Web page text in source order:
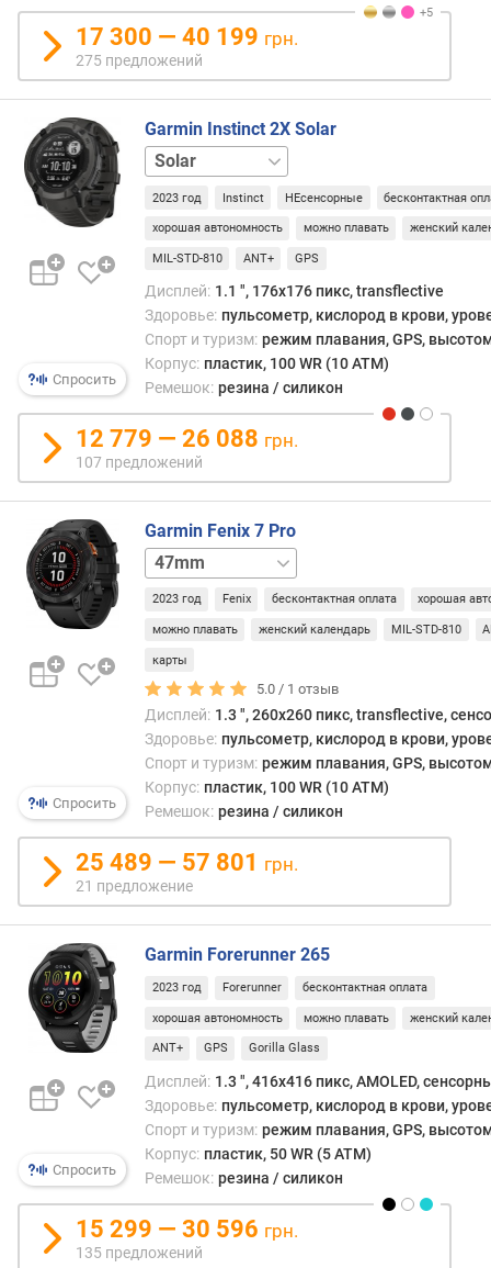
)
т
о
л
щ
и
н
а
е
с
и
т
ф
е
й
с
п
о
д
к
и
я
О
С
г
а
д
ж
е
т
с
н
д
а
р
17 300 — 40 199 грн.
275 предложений
Спросить
Garmin Instinct 2X Solar
Solar
Tactical
2023 год Instinct НЕсенсорные бесконтактная
хорошая автономность можно плавать женский
MIL-STD-810 ANT+ GPS
Дисплей: 1.1 ", 176x176 пикс, transflective
Здоровье: пульсометр, кислород в крови,
Спорт и туризм: режим плавания, GPS,
Корпус: пластик, 100 WR (10 ATM)
Ремешок: резина / силикон
12 779 — 26 088 грн.
107 предложений
Спросить
Garmin Fenix 7 Pro
47mm
сапфир
2023 год Fenix бесконтактная оплата хорошая
можно плавать женский календарь MIL-STD-810
карты
5.0 / 1 отзыв
Дисплей: 1.3 ", 260x260 пикс, transflective,
Здоровье: пульсометр, кислород в крови,
Спорт и туризм: режим плавания, GPS,
Корпус: пластик, 100 WR (10 ATM)
Ремешок: резина / силикон
25 489 — 57 801 грн.
21 предложение
Спросить
Garmin Forerunner 265
2023 год Forerunner бесконтактная оплата
хорошая автономность можно плавать женский
ANT+ GPS Gorilla Glass
Дисплей: 1.3 ", 416x416 пикс, AMOLED,
Здоровье: пульсометр, кислород в крови,
Спорт и туризм: режим плавания, GPS,
Корпус: пластик, 50 WR (5 ATM)
Ремешок: резина / силикон
15 299 — 30 596 грн.
135 предложений